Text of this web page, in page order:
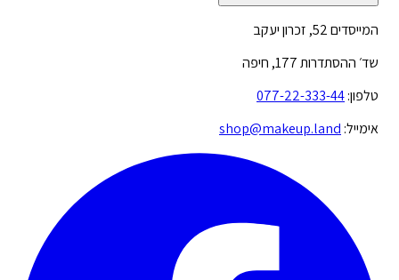
המייסדים 52, זכרון יעקב
שד׳ ההסתדרות 177, חיפה
טלפון:077-22-333-44
אימייל: shop@makeup.land